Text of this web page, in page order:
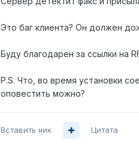
Это баг клиента? Он должен
Буду благодарен за ссылки на
P.S. Что, во время установки
оповестить можно?
Вставить ник Цитата